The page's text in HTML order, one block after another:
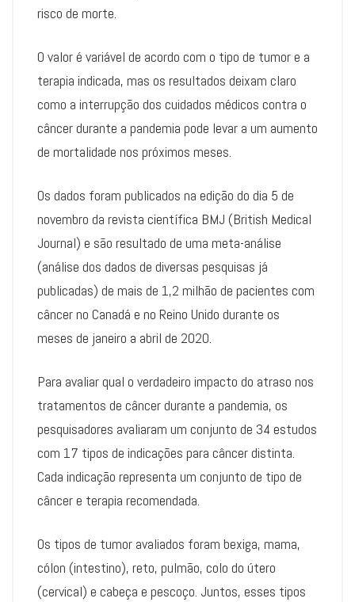
risco de morte.
O valor é variável de acordo com o tipo de tumor e a
terapia indicada, mas os resultados deixam claro
como a interrupção dos cuidados médicos contra o
câncer durante a pandemia pode levar a um aumento
de mortalidade nos próximos meses.
Os dados foram publicados na edição do dia 5 de
novembro da revista científica BMJ (British Medical
Journal) e são resultado de uma meta-análise
(análise dos dados de diversas pesquisas já
publicadas) de mais de 1,2 milhão de pacientes com
câncer no Canadá e no Reino Unido durante os
meses de janeiro a abril de 2020.
Para avaliar qual o verdadeiro impacto do atraso nos
tratamentos de câncer durante a pandemia, os
pesquisadores avaliaram um conjunto de 34 estudos
com 17 tipos de indicações para câncer distinta.
Cada indicação representa um conjunto de tipo de
câncer e terapia recomendada.
Os tipos de tumor avaliados foram bexiga, mama,
cólon (intestino), reto, pulmão, colo do útero
(cervical) e cabeça e pescoço. Juntos, esses tipos